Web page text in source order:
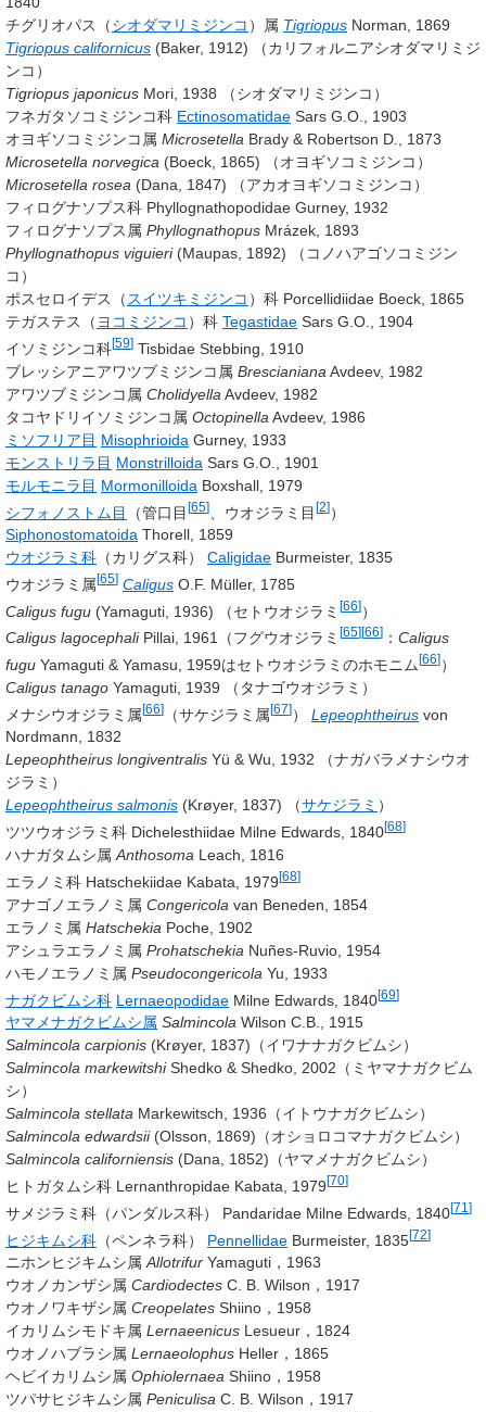
チグリオパス（シオダマリミジンコ ）属 Tigriopus Norman, 1869
Tigriopus californicus (Baker, 1912) （カリフォルニアシオダマリミジ
ンコ）
Tigriopus japonicus Mori, 1938 （シオダマリミジンコ）
フネガタソコミジンコ科 Ectinosomatidae Sars G.O., 1903
オヨギソコミジンコ属 Microsetella Brady & Robertson D., 1873
Microsetella norvegica (Boeck, 1865) （オヨギソコミジンコ）
Microsetella rosea (Dana, 1847) （アカオヨギソコミジンコ）
フィログナソプス科 Phyllognathopodidae Gurney, 1932
フィログナソプス属 Phyllognathopus Mrázek, 1893
Phyllognathopus viguieri (Maupas, 1892) （コノハアゴソコミジン
コ）
ポスセロイデス（ スイツキミジンコ ）科 Porcellidiidae Boeck, 1865
テガステス（ ヨコミジンコ ）科 Tegastidae Sars G.O., 1904
イソミジンコ科[59] Tisbidae Stebbing, 1910
ブレッシアニアワツブミジンコ属 Brescianiana Avdeev, 1982
アワツブミジンコ属 Cholidyella Avdeev, 1982
タコヤドリイソミジンコ属 Octopinella Avdeev, 1986
ミソフリア目 Misophrioida Gurney, 1933
モンストリラ目 Monstrilloida Sars G.O., 1901
モルモニラ目 Mormonilloida Boxshall, 1979
シフォノストム目
（管口目[65] 、ウオジラミ目[2]）
Siphonostomatoida Thorell, 1859
ウオジラミ科 （カリグス科） Caligidae Burmeister, 1835
ウオジラミ属[65] Caligus O.F. Müller, 1785
Caligus fugu (Yamaguti, 1936) （セトウオジラミ [66]）
Caligus lagocephali Pillai, 1961 （フグウオジラミ [65][66] ： Caligus
fugu Yamaguti & Yamasu, 1959はセトウオジラミのホモニム [66] ）
Caligus tanago Yamaguti, 1939 （タナゴウオジラミ）
メナシウオジラミ属[66] （サケジラミ属[67]） Lepeophtheirus von
Nordmann, 1832
Lepeophtheirus longiventralis Yü & Wu, 1932 （ナガバラメナシウオ
ジラミ）
Lepeophtheirus salmonis (Krøyer, 1837) （サケジラミ ）
ツツウオジラミ科 Dichelesthiidae Milne Edwards, 1840[68]
ハナガタムシ属 Anthosoma Leach, 1816
エラノミ科 Hatschekiidae Kabata, 1979[68]
アナゴノエラノミ属 Congericola van Beneden, 1854
エラノミ属 Hatschekia Poche, 1902
アシュラエラノミ属 Prohatschekia Nuñes-Ruvio, 1954
ハモノエラノミ属 Pseudocongericola Yu, 1933
ナガクビムシ科 Lernaeopodidae Milne Edwards, 1840[69]
ヤマメナガクビムシ属 Salmincola Wilson C.B., 1915
Salmincola carpionis (Krøyer, 1837) （イワナナガクビムシ）
Salmincola markewitshi Shedko & Shedko, 2002 （ミヤマナガクビム
シ）
Salmincola stellata Markewitsch, 1936 （イトウナガクビムシ）
Salmincola edwardsii (Olsson, 1869) （オショロコマナガクビムシ）
Salmincola californiensis (Dana, 1852) （ヤマメナガクビムシ）
ヒトガタムシ科 Lernanthropidae Kabata, 1979[70]
サメジラミ科（パンダルス科） Pandaridae Milne Edwards, 1840[71 ]
ヒジキムシ科 （ペンネラ科） Pennellidae Burmeister, 1835[72]
ニホンヒジキムシ属Allotrifur Yamaguti，1963
ウオノカンザシ属 Cardiodectes C. B. Wilson，1917
ウオノワキザシ属 Creopelates Shiino，1958
イカリムシモドキ属 Lernaeenicus Lesueur，1824
ウオノハブラシ属 Lernaeolophus Heller，1865
ヘビイカリムシ属 Ophiolernaea Shiino，1958
ツパサヒジキムシ属 Peniculisa C. B. Wilson，1917